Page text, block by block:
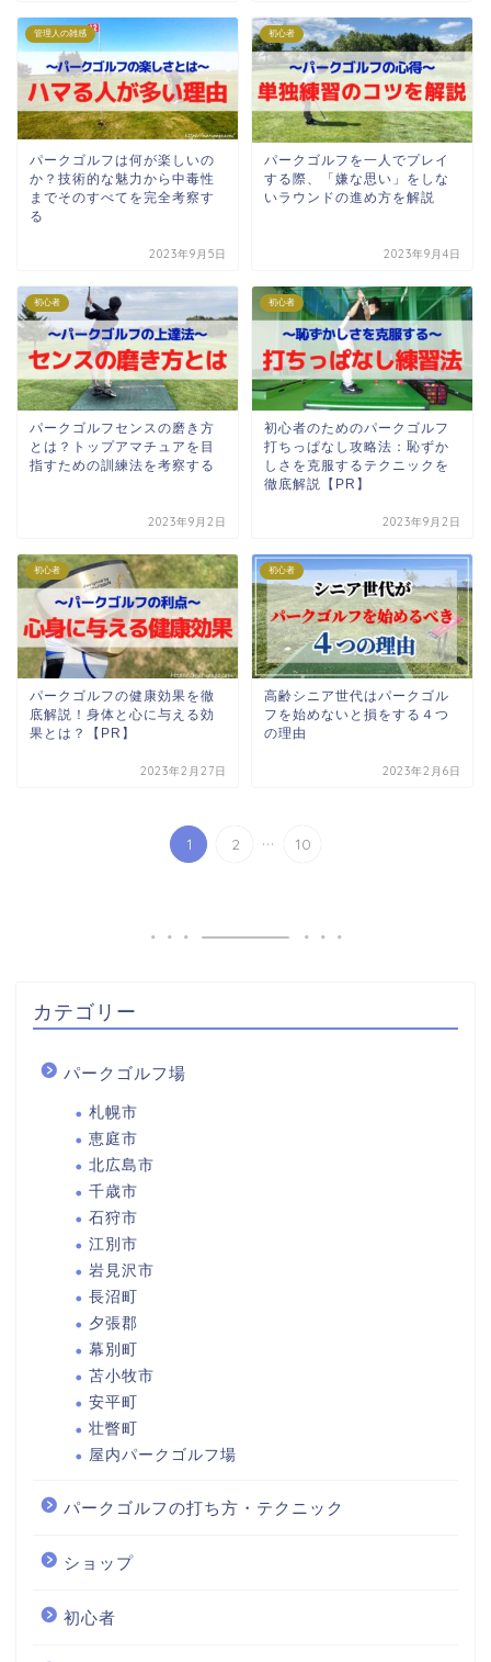
管理人の雑感
パークゴルフは何が楽しいの
か？技術的な魅力から中毒性
までそのすべてを完全考察す
る
2023年9月5日
初心者
パークゴルフを一人でプレイ
する際、「嫌な思い」をしな
いラウンドの進め方を解説
2023年9月4日
初心者
パークゴルフセンスの磨き方
とは？トップアマチュアを目
指すための訓練法を考察する
2023年9月2日
初心者
初心者のためのパークゴルフ
打ちっぱなし攻略法：恥ずか
しさを克服するテクニックを
徹底解説【PR】
2023年9月2日
初心者
パークゴルフの健康効果を徹
底解説！身体と心に与える効
果とは？【PR】
2023年2月27日
初心者
高齢シニア世代はパークゴル
フを始めないと損をする４つ
の理由
2023年2月6日
1 2 ... 10
カテゴリー
パークゴルフ場
札幌市
恵庭市
北広島市
千歳市
石狩市
江別市
岩見沢市
長沼町
夕張郡
幕別町
苫小牧市
安平町
壮瞥町
屋内パークゴルフ場
パークゴルフの打ち方・テクニック
ショップ
初心者